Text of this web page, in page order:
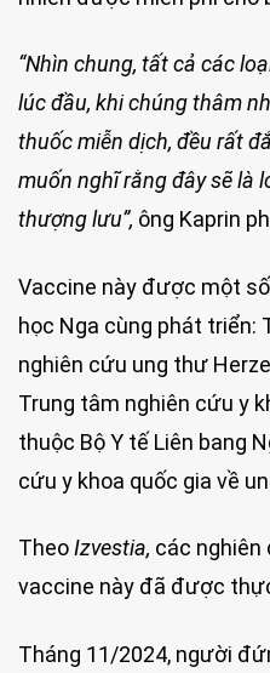
“Nhìn chung, tất cả các
lúc đầu, khi chúng thâm
thuốc miễn dịch, đều rất
muốn nghĩ rằng đây sẽ là
thượng lưu”, ông Kaprin
Vaccine này được một
học Nga cùng phát triển:
nghiên cứu ung thư
Trung tâm nghiên cứu y
thuộc Bộ Y tế Liên bang
cứu y khoa quốc gia về
TheoIzvestia, các nghiên
vaccine này đã được
Tháng 11/2024, người